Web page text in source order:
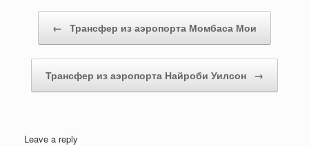
Post navigation
← Трансфер из аэропорта Момбаса Мои
Трансфер из аэропорта Найроби Уилсон →
Leave a reply